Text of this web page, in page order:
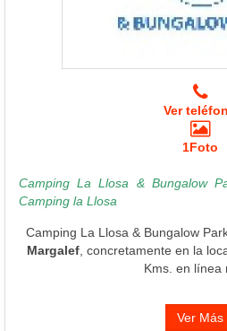
Ver
1Foto
Camping La Llosa & Bungalow
Camping la Llosa
Camping La Llosa & Bungalow
Margalef, concretamente en la
Kms. en línea
Ver Más